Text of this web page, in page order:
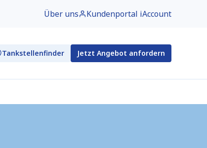
Über uns Kundenportal iAccount
Tankstellenfinder Jetzt Angebot anfordern